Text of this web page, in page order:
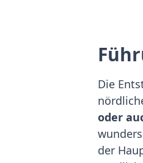
Die
oder
der